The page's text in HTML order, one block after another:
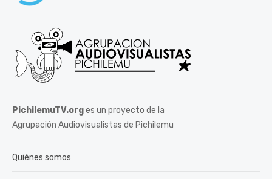
PichilemuTV.orges un proyecto de la
Agrupación Audiovisualistas de Pichilemu
Quiénes somos